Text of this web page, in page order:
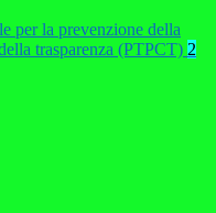
per la prevenzione della
trasparenza (PTPCT) 2